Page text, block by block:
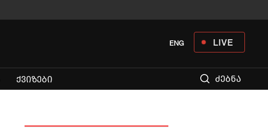
LIVE
ENG
ᲥᲕᲘᲖᲔᲑᲘ ძებნა